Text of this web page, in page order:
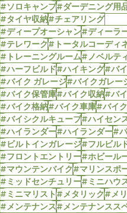
#ソロキャンプ#ダーデニング用
#タイヤ収納#チェアリング
#ディープオーシャン#ディーラ
#テレワーク#トータルコーディ
#トレーニングルーム#ノベルテ
#ハーフビルド#ハイキング#バ
#バイク ガレージ#バイクガレー
#バイク保管庫#バイク収納#バ
#バイク格納#バイク車庫#バイ
#バイシクルキューブ#ハイセン
#ハイランダー#ハイランダー#
#ビルトインガレージ#フルビル
#フロントエントリー#ホビール
#マウンテンバイク#マリンスポ
#ミッドセンチュリー#ミニハウ
#ミニマリスト#メタリック#メ
#メンテナンス#メンテナンスス